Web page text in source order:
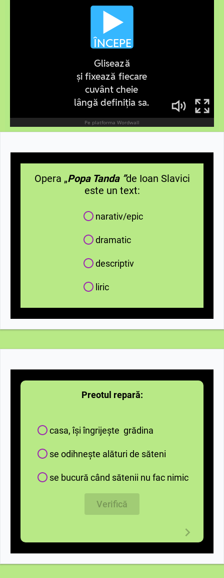
Opera „Popa Tanda ”de Ioan Slavici
este un text:
narativ/epic
dramatic
descriptiv
liric
Preotul repară:
casa, își îngrijește grădina
se odihnește alături de săteni
se bucură când sătenii nu fac nimic
Verifică